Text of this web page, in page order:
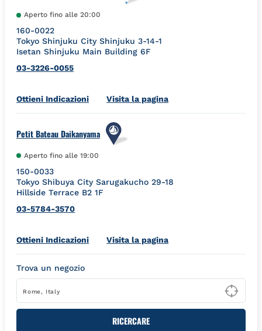
Aperto fino alle 20:00
160-0022
Tokyo Shinjuku City Shinjuku 3-14-1
Isetan Shinjuku Main Building 6F
03-3226-0055
Ottieni IndicazioniLink Opens in New Tab
Visita la pagina
Petit Bateau Daikanyama
Aperto fino alle 19:00
150-0033
Tokyo Shibuya City Sarugakucho 29-18
Hillside Terrace B2 1F
03-5784-3570
Ottieni IndicazioniLink Opens in New Tab
Visita la pagina
Trova un negozio
RICERCARE